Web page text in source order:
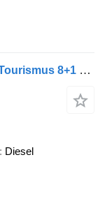
Mercedes-Benz Sprinter 319 CDI VIP Tourismus 8+1 Business LED
Diesel